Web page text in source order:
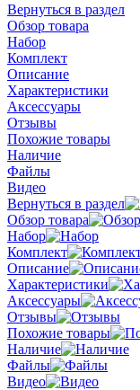
Вернуться в раздел
Обзор товара
Набор
Комплект
Описание
Характеристики
Аксессуары
Отзывы
Похожие товары
Наличие
Файлы
Видео
Вернуться в раздел
Обзор товара
Набор
Комплект
Описание
Характеристики
Аксессуары
Отзывы
Похожие товары
Наличие
Файлы
Видео